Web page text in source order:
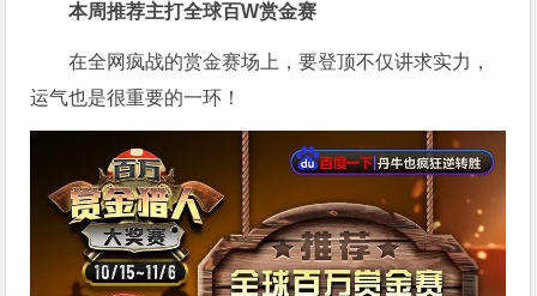
本周推荐主打全球百W赏金赛
在全网疯战的赏金赛场上，要登顶不仅讲求实力，
运气也是很重要的一环！